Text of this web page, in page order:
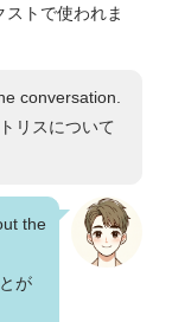
トで使われま
conversation.
リスについて
the
が